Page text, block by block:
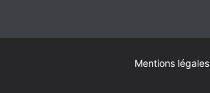
Mentions légales